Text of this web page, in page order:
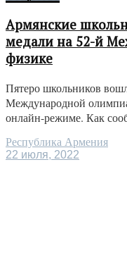
Армянские
медали на 52-й
физике
Пятеро школьников
Международной
онлайн-режиме. Как
Республика Армения
22 июля, 2022